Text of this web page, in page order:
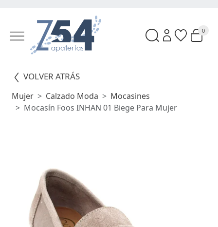
0
VOLVER ATRÁS
Mujer Calzado Moda
Mocasines
Mocasín Foos INHAN 01 Biege Para Mujer